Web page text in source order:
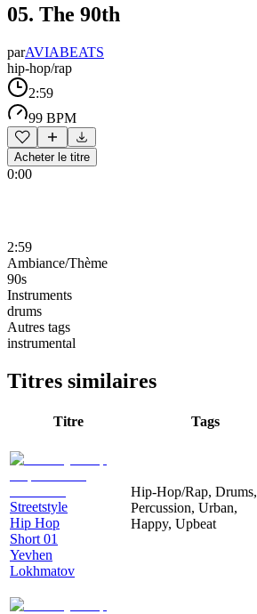
05. The 90th
parAVIABEATS
hip-hop/rap
2:59
99 BPM
Acheter le titre
0:00
2:59
Ambiance/Thème
90s
Instruments
drums
Autres tags
instrumental
Titres similaires
Titre Tags
Streetstyle
Hip Hop
Short 01
Yevhen
Lokhmatov
Hip-Hop/Rap, Drums,
Percussion, Urban,
Happy, Upbeat